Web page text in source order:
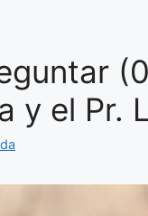
y el Pr.